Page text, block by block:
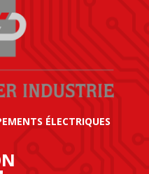
ÉLECTRIQUES